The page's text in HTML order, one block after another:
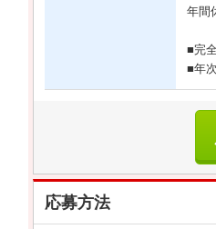
年間
■完
■年
応募方法